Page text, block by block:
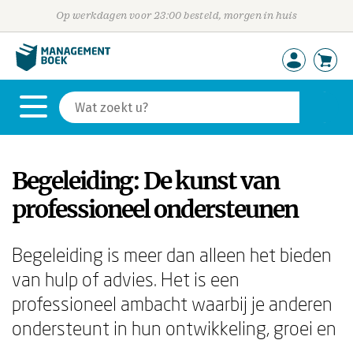
Op werkdagen voor 23:00 besteld, morgen in huis
Begeleiding: De kunst van
professioneel ondersteunen
Begeleiding is meer dan alleen het bieden
van hulp of advies. Het is een
professioneel ambacht waarbij je anderen
ondersteunt in hun ontwikkeling, groei en